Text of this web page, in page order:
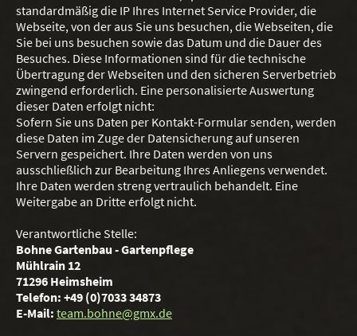
standardmäßig die IP Ihres Internet Service Provider, die
Webseite, von der aus Sie uns besuchen, die Webseiten, die
Sie bei uns besuchen sowie das Datum und die Dauer des
Besuches. Diese Informationen sind für die technische
Übertragung der Webseiten und den sicheren Serverbetrieb
zwingend erforderlich. Eine personalisierte Auswertung
dieser Daten erfolgt nicht:
Sofern Sie uns Daten per Kontakt-Formular senden, werden
diese Daten im Zuge der Datensicherung auf unseren
Servern gespeichert. Ihre Daten werden von uns
ausschließlich zur Bearbeitung Ihres Anliegens verwendet.
Ihre Daten werden streng vertraulich behandelt. Eine
Weitergabe an Dritte erfolgt nicht.
Verantwortliche Stelle:
Bohne Gartenbau - Gartenpflege
Mühlrain 12
71296 Heimsheim
Telefon: +49 (0)7033 34873
E-Mail: team.bohne@gmx.de